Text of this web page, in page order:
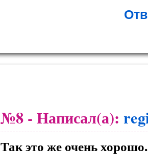
№8 - Написал(а):
Так это же очень хорошо.